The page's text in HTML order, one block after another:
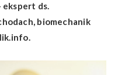
ekspert ds.
biomechanik